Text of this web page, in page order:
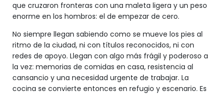
que cruzaron fronteras con una maleta ligera y un peso
enorme en los hombros: el de empezar de cero.
No siempre llegan sabiendo como se mueve los pies al
ritmo de la ciudad, ni con títulos reconocidos, ni con
redes de apoyo. Llegan con algo más frágil y poderoso a
la vez: memorias de comidas en casa, resistencia al
cansancio y una necesidad urgente de trabajar. La
cocina se convierte entonces en refugio y escenario. Es